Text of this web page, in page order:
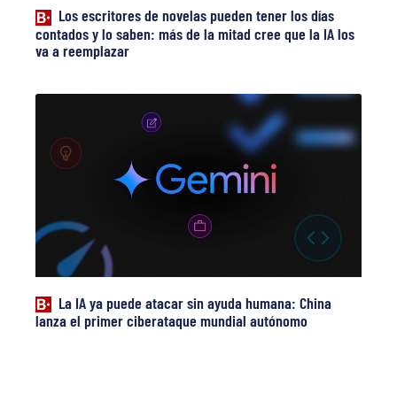
Los escritores de novelas pueden tener los días
contados y lo saben: más de la mitad cree que la IA los
va a reemplazar
La IA ya puede atacar sin ayuda humana: China
lanza el primer ciberataque mundial autónomo